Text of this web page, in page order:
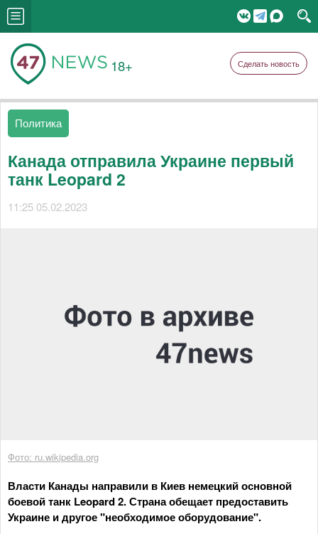
18+ Сделать новость
Политика
Канада отправила Украине первый
танк Leopard 2
11:25 05.02.2023
Фото: ru.wikipedia.org
Власти Канады направили в Киев немецкий основной
боевой танк Leopard 2. Страна обещает предоставить
Украине и другое "необходимое оборудование".